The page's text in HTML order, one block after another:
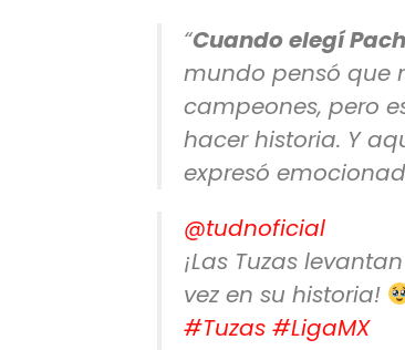
“Cuando elegí
mundo pensó que
campeones, pero
hacer historia. Y
expresó
@tudnoficial
¡Las Tuzas
vez en su historia!
#Tuzas #LigaMX